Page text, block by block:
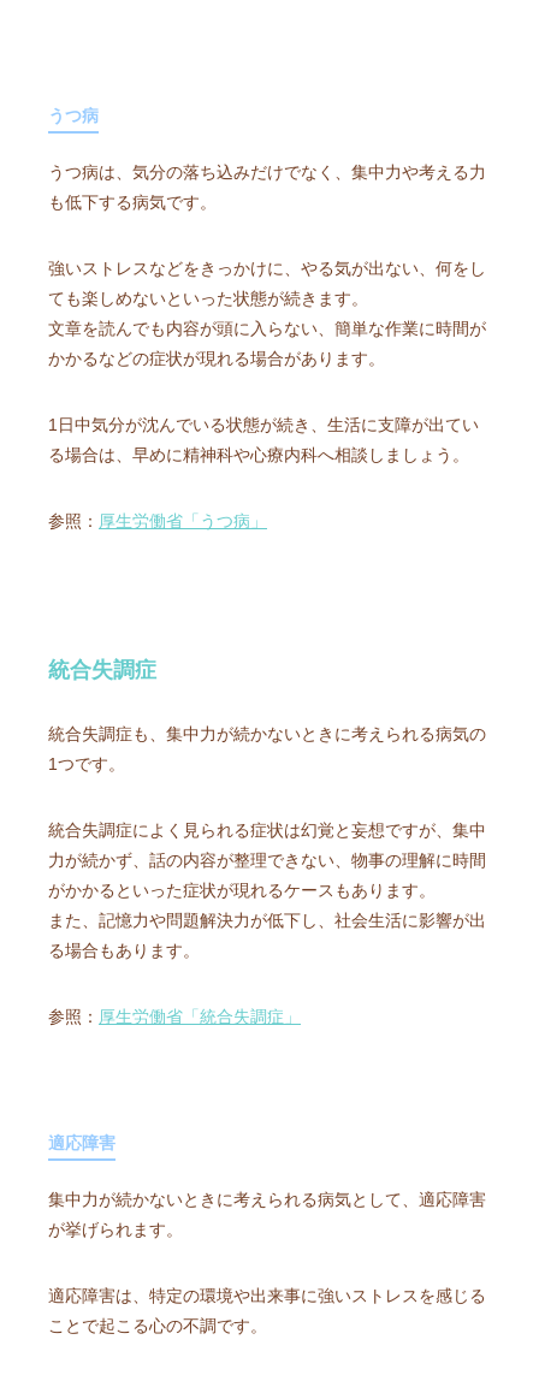
うつ病
うつ病は、気分の落ち込みだけでなく、集中力や考える力
も低下する病気です。
強いストレスなどをきっかけに、やる気が出ない、何をし
ても楽しめないといった状態が続きます。
文章を読んでも内容が頭に入らない、簡単な作業に時間が
かかるなどの症状が現れる場合があります。
1日中気分が沈んでいる状態が続き、生活に支障が出てい
る場合は、早めに精神科や心療内科へ相談しましょう。
参照： 厚生労働省「うつ病」
統合失調症
統合失調症も、集中力が続かないときに考えられる病気の
1つです。
統合失調症によく見られる症状は幻覚と妄想ですが、集中
力が続かず、話の内容が整理できない、物事の理解に時間
がかかるといった症状が現れるケースもあります。
また、記憶力や問題解決力が低下し、社会生活に影響が出
る場合もあります。
参照： 厚生労働省「統合失調症」
適応障害
集中力が続かないときに考えられる病気として、適応障害
が挙げられます。
適応障害は、特定の環境や出来事に強いストレスを感じる
ことで起こる心の不調です。